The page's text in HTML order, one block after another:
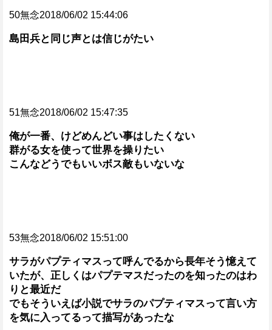
50無念2018/06/02 15:44:06
島田兵と同じ声とは信じがたい
51無念2018/06/02 15:47:35
俺が一番、けどめんどい事はしたくない
群がる女を使って世界を操りたい
こんなどうでもいいボス敵もいないな
53無念2018/06/02 15:51:00
サラがパプティマスって呼んでるから長年そう憶えて
いたが、正しくはパプテマスだったのを知ったのはわ
りと最近だ
でもそういえば小説でサラのパプティマスって言い方
を気に入ってるって描写があったな